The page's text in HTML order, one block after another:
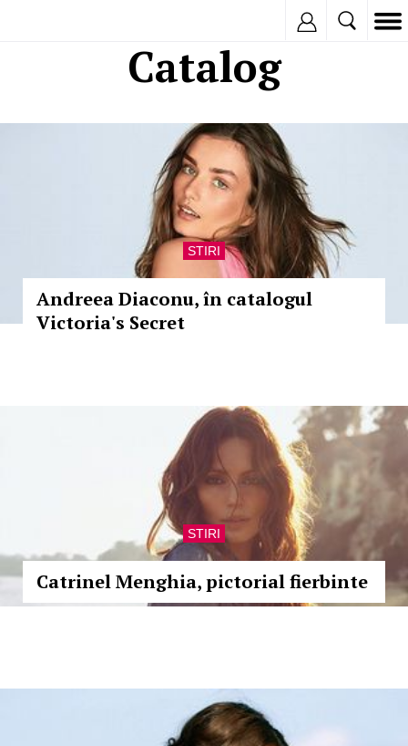
Catalog
STIRI
Andreea Diaconu, în catalogul
Victoria's Secret
STIRI
Catrinel Menghia, pictorial fierbinte